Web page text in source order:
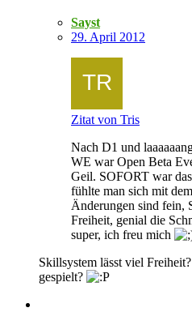
Sayst
29. April 2012
Zitat von Tris
Nach D1 und
WE war Open Beta
Geil. SOFORT war
fühlte man sich mit
Änderungen sind fein,
Freiheit, genial die
super, ich freu mich
Skillsystem lässt viel
gespielt?